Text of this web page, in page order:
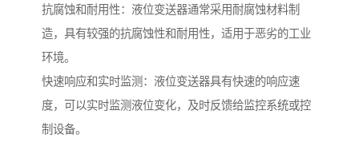
抗腐蚀和耐用性：液位变送器通常采用耐腐蚀材料制
造，具有较强的抗腐蚀性和耐用性，适用于恶劣的工业
环境。
快速响应和实时监测：液位变送器具有快速的响应速
度，可以实时监测液位变化，及时反馈给监控系统或控
制设备。